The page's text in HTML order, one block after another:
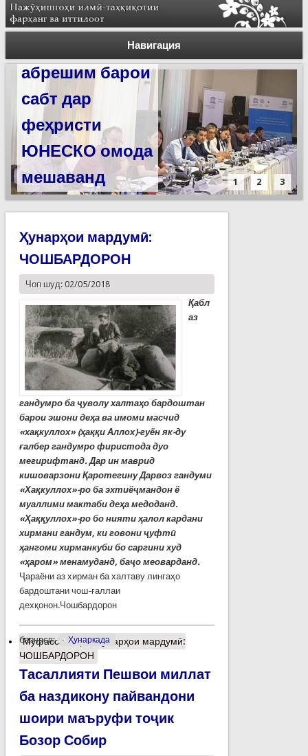
Навигация
Силсилаи
ёдгориҳои роҳи
абрешим барои
сабт дар
феҳристи
ЮНЕСКО омода
мешаванд
1 2 3
Ҳунарҳои мардумӣ:
ЧОШБАРДОРОН
Чоп шуд: 02/05/2018
Қабл
аз
гандумро ба ҷуволу халтаҳо бардоштан
барои эшони деҳа ва имоми масчид
«хақкуллох» (ҳаққи Аллох)-гуён як-ду
ғалбер гандумро фиристода дуо
мегирифтанд.Дар ин маврид
кишоварзони Қаротегину Дарвоз гандуми
«Хақкуллох»-ро ба эхтиёҷмандон ё
муаллими мактаби деҳа медоданд.
«Ҳаққуллох»-ро бо нияти ҳалол кардани
хирмани гандум, ки говони ҷуфтӣ
ҳангоми хирманкуби бо саргини худ
«ҳаром» менамуданд, баҷо меоварданд.
Ҷараёни аз хирман ба халтаву лингаҳо
бардоштани чош-ғаллаи
дехқонон.Чошбардорон
барчасп: Ҳунаркада
Муфассалтаро Ҳунарҳои мардумӣ:
ЧОШБАРДОРОН
Тасаллияти Пешвои миллат
ба наздикону пайвандони
шоири маъруфи тоҷик
Бозор Собир